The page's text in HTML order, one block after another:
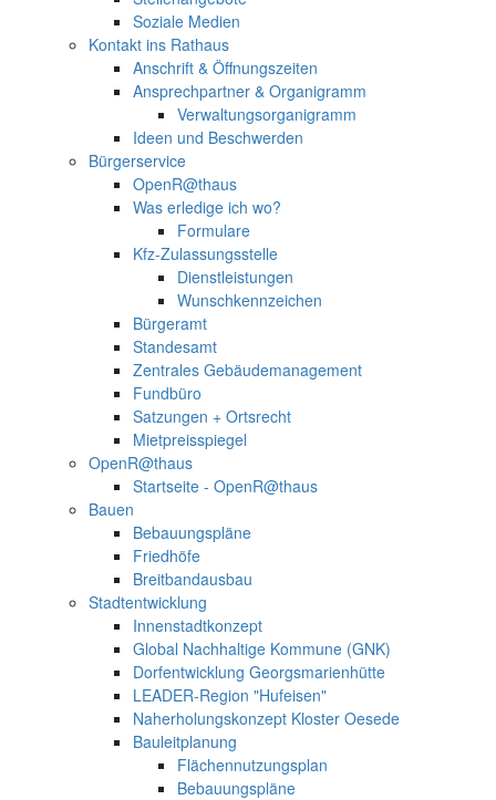
Soziale Medien
Kontakt ins Rathaus
Anschrift & Öffnungszeiten
Ansprechpartner & Organigramm
Verwaltungsorganigramm
Ideen und Beschwerden
Bürgerservice
OpenR@thaus
Was erledige ich wo?
Formulare
Kfz-Zulassungsstelle
Dienstleistungen
Wunschkennzeichen
Bürgeramt
Standesamt
Zentrales Gebäudemanagement
Fundbüro
Satzungen + Ortsrecht
Mietpreisspiegel
OpenR@thaus
Startseite - OpenR@thaus
Bauen
Bebauungspläne
Friedhöfe
Breitbandausbau
Stadtentwicklung
Innenstadtkonzept
Global Nachhaltige Kommune (GNK)
Dorfentwicklung Georgsmarienhütte
LEADER-Region "Hufeisen"
Naherholungskonzept Kloster Oesede
Bauleitplanung
Flächennutzungsplan
Bebauungspläne